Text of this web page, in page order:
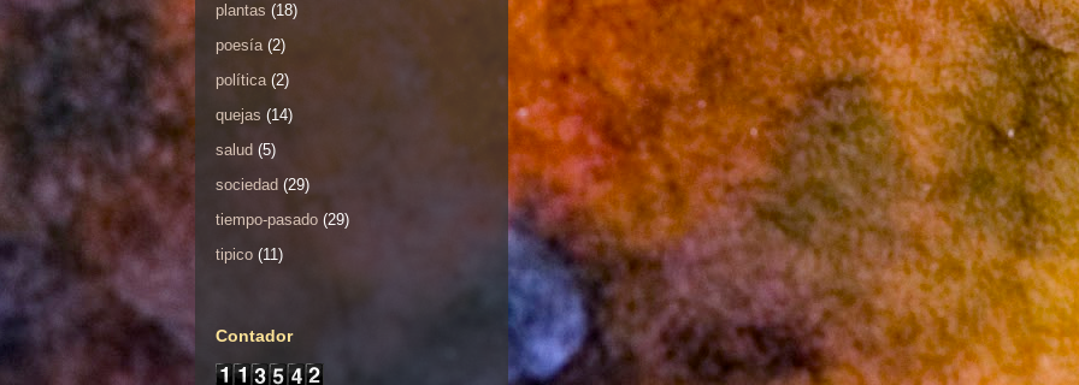
plantas (18)
poesía (2)
política (2)
quejas (14)
salud (5)
sociedad (29)
tiempo-pasado (29)
tipico (11)
Contador